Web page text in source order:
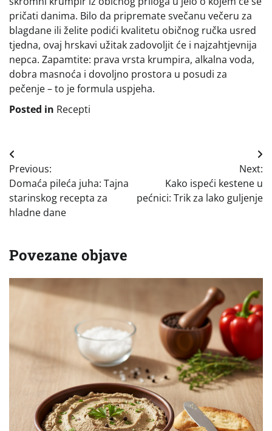
pričati danima. Bilo da pripremate svečanu večeru za
blagdane ili želite podići kvalitetu običnog ručka usred
tjedna, ovaj hrskavi užitak zadovoljit će i najzahtjevnija
nepca. Zapamtite: prava vrsta krumpira, alkalna voda,
dobra masnoća i dovoljno prostora u posudi za
pečenje – to je formula uspjeha.
Posted in Recepti
Navigacija
objava
Previous:
Domaća pileća juha: Tajna
starinskog recepta za
hladne dane
Next:
Kako ispeći kestene u
pećnici: Trik za lako guljenje
Povezane objave